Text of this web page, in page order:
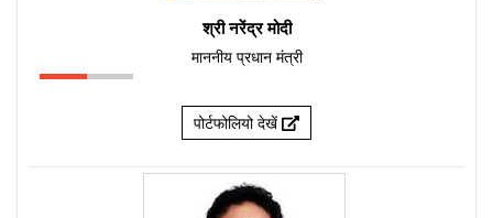
श्री नरेंद्र मोदी
माननीय प्रधान मंत्री
पोर्टफोलियो देखें